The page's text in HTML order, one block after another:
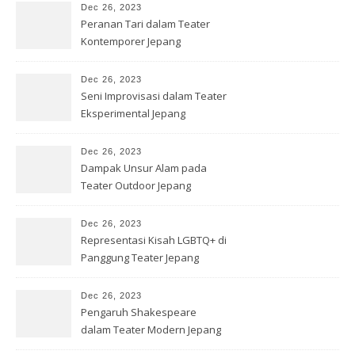
Dec 26, 2023
Peranan Tari dalam Teater
Kontemporer Jepang
Dec 26, 2023
Seni Improvisasi dalam Teater
Eksperimental Jepang
Dec 26, 2023
Dampak Unsur Alam pada
Teater Outdoor Jepang
Dec 26, 2023
Representasi Kisah LGBTQ+ di
Panggung Teater Jepang
Dec 26, 2023
Pengaruh Shakespeare
dalam Teater Modern Jepang